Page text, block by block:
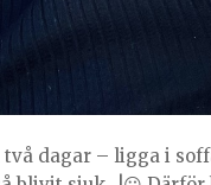
dagar – ligga i